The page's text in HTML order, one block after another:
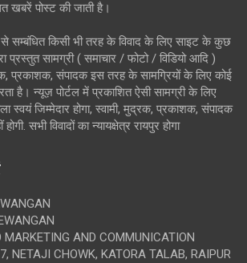
खबरें पोस्ट की जाती है।
सम्बंधित किसी भी तरह के विवाद के लिए साइट के कुछ
प्रस्तुत सामग्री ( समाचार / फोटो / विडियो आदि )
प्रकाशक, संपादक इस तरह के सामग्रियों के लिए कोई
है। न्यूज़ पोर्टल में प्रकाशित ऐसी सामग्री के लिए
स्वयं जिम्मेदार होगा, स्वामी, मुद्रक, प्रकाशक, संपादक
सभी विवादों का न्यायक्षेत्र रायपुर होगा
MARKETING AND COMMUNICATION
NETAJI CHOWK, KATORA TALAB, RAIPUR